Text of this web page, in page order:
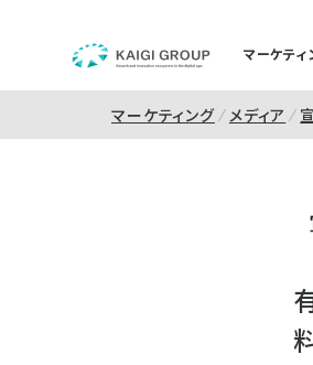
マーケティ
マーケティング メディア